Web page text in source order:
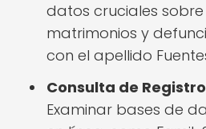
datos cruciales
matrimonios y
con el apellido
Consulta de
Examinar bases de